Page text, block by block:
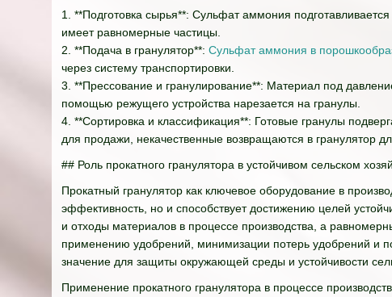
1. **Подготовка сырья**: Сульфат аммония
имеет равномерные частицы.
2. **Подача в гранулятор**: Сульфат аммония в
через систему транспортировки.
3. **Прессование и гранулирование**: Материал под
помощью режущего устройства нарезается на гранулы.
4. **Сортировка и классификация**: Готовые гранулы
для продажи, некачественные возвращаются в гранулятор
## Роль прокатного гранулятора в устойчивом сельском
Прокатный гранулятор как ключевое оборудование в
эффективность, но и способствует достижению целей
и отходы материалов в процессе производства, а
применению удобрений, минимизации потерь удобрений и
значение для защиты окружающей среды и устойчивости
Применение прокатного гранулятора в процессе